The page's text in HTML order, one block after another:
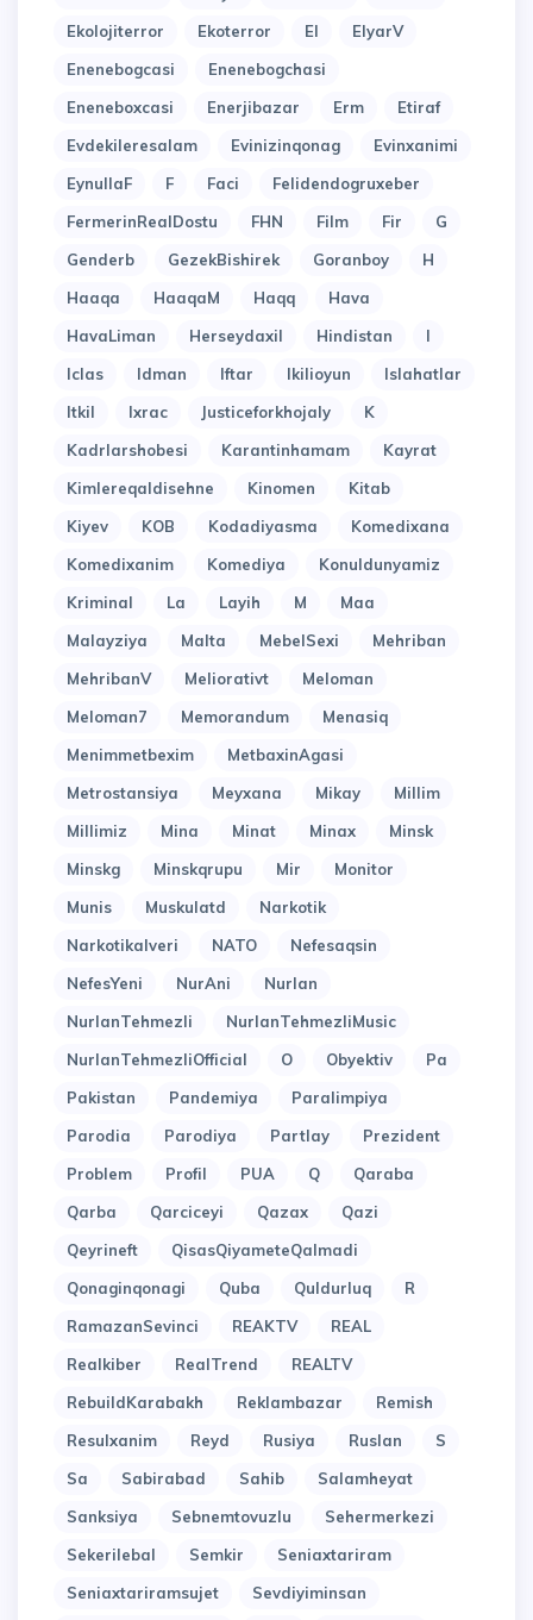
Ekolojiterror
Ekoterror El
ElyarV
Enenebogcasi
Enenebogchasi
Eneneboxcasi
Enerjibazar Erm
Etiraf
Evdekileresalam
Evinizinqonag
Evinxanimi
EynullaF
F Faci
Felidendogruxeber
FermerinRealDostu
FHN Film Fir
G
Genderb
GezekBishirek Goranboy
H
Haaqa
HaaqaM Haqq
Hava
HavaLiman
Herseydaxil Hindistan
I
Iclas
Idman Iftar Ikilioyun
Islahatlar
Itkil
Ixrac Justiceforkhojaly
K
Kadrlarshobesi
Karantinhamam
Kayrat
Kimlereqaldisehne
Kinomen
Kitab
Kiyev
KOB Kodadiyasma
Komedixana
Komedixanim
Komediya
Konuldunyamiz
Kriminal
La Layih M
Maa
Malayziya
Malta MebelSexi
Mehriban
MehribanV
Meliorativt
Meloman
Meloman7
Memorandum
Menasiq
Menimmetbexim
MetbaxinAgasi
Metrostansiya
Meyxana Mikay
Millim
Millimiz
Mina Minat Minax
Minsk
Minskg
Minskqrupu Mir
Monitor
Munis
Muskulatd
Narkotik
Narkotikalveri
NATO
Nefesaqsin
NefesYeni
NurAni
Nurlan
NurlanTehmezli
NurlanTehmezliMusic
NurlanTehmezliOfficial
O Obyektiv
Pa
Pakistan
Pandemiya
Paralimpiya
Parodia
Parodiya Partlay
Prezident
Problem
Profil PUA Q
Qaraba
Qarba
Qarciceyi Qazax
Qazi
Qeyrineft
QisasQiyameteQalmadi
Qonaginqonagi
Quba Quldurluq
R
RamazanSevinci
REAKTV
REAL
Realkiber
RealTrend
REALTV
RebuildKarabakh
Reklambazar
Remish
Resulxanim
Reyd Rusiya Ruslan
S
Sa
Sabirabad Sahib
Salamheyat
Sanksiya
Sebnemtovuzlu
Sehermerkezi
Sekerilebal
Semkir
Seniaxtariram
Seniaxtariramsujet
Sevdiyiminsan